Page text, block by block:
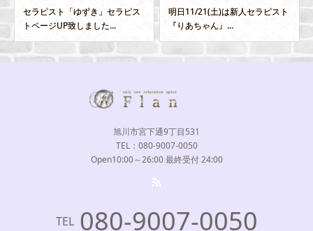
明日11/21(土)は新人セラピスト
『りあちゃん』...
12/23（木）「めい」デビュー
致します♪♪
旭川市宮下通9丁目531
TEL：080-9007-0050
Open10:00～26:00 最終受付 24:00
TEL 080-9007-0050